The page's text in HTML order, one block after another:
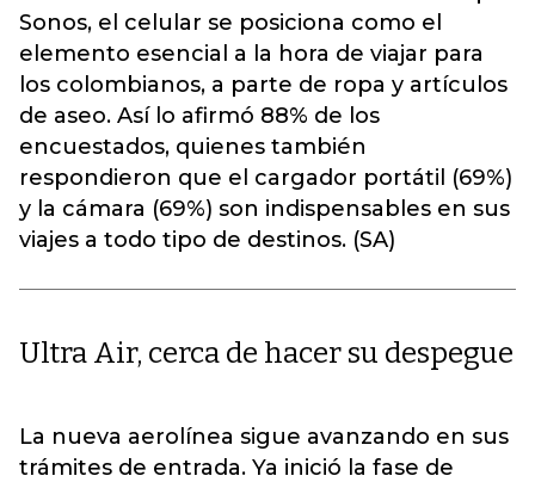
Sonos, el celular se posiciona como el
elemento esencial a la hora de viajar para
los colombianos, a parte de ropa y artículos
de aseo. Así lo afirmó 88% de los
encuestados, quienes también
respondieron que el cargador portátil (69%)
y la cámara (69%) son indispensables en sus
viajes a todo tipo de destinos. (SA)
Ultra Air, cerca de hacer su despegue
La nueva aerolínea sigue avanzando en sus
trámites de entrada. Ya inició la fase de